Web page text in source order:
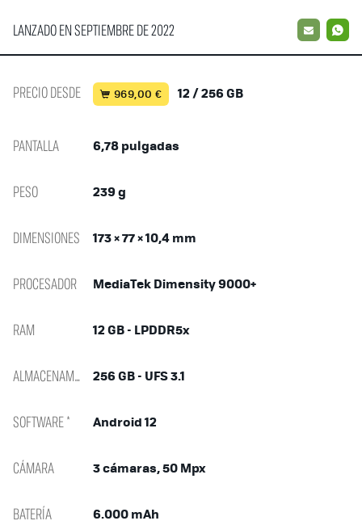
LANZADO EN SEPTIEMBRE DE 2022 EMAIL
PRECIO DESDE 969,00 € 12 / 256 GB
PANTALLA 6,78 pulgadas
PESO 239 g
DIMENSIONES 173 × 77 × 10,4 mm
PROCESADOR MediaTek Dimensity 9000+
RAM 12 GB - LPDDR5x
ALMACENAMIENTO 256 GB - UFS 3.1
SOFTWARE * Android 12
CÁMARA 3 cámaras, 50 Mpx
BATERÍA 6.000 mAh